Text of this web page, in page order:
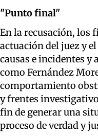
"Punto final"
En la recusación, los
actuación del juez y
causas e incidentes
como Fernández
comportamiento
y frentes
fin de generar una
proceso de verdad y